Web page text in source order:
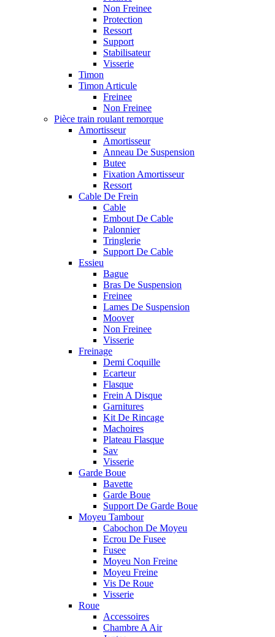
Non Freinee
Protection
Ressort
Support
Stabilisateur
Visserie
Timon
Timon Articule
Freinee
Non Freinee
Pièce train roulant remorque
Amortisseur
Amortisseur
Anneau De Suspension
Butee
Fixation Amortisseur
Ressort
Cable De Frein
Cable
Embout De Cable
Palonnier
Tringlerie
Support De Cable
Essieu
Bague
Bras De Suspension
Freinee
Lames De Suspension
Moover
Non Freinee
Visserie
Freinage
Demi Coquille
Ecarteur
Flasque
Frein A Disque
Garnitures
Kit De Rincage
Machoires
Plateau Flasque
Sav
Visserie
Garde Boue
Bavette
Garde Boue
Support De Garde Boue
Moyeu Tambour
Cabochon De Moyeu
Ecrou De Fusee
Fusee
Moyeu Non Freine
Moyeu Freine
Vis De Roue
Visserie
Roue
Accessoires
Chambre A Air